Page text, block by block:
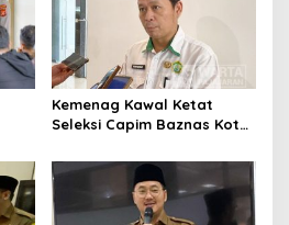
Kemenag Kawal Ketat
Seleksi Capim Baznas Kota
Komisioner Baznas
Berintegritas